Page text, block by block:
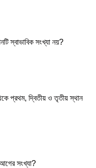
স্বাভাবিক সংখ্যা নয়?
প্রথম, দ্বিতীয় ও তৃতীয় স্থান
সংখ্যা?